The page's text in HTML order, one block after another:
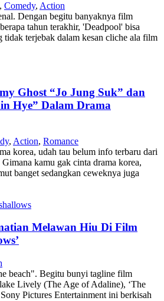
, Comedy, Action
Dengan begitu banyaknya film
tahun terakhir, 'Deadpool' bisa
tidak terjebak dalam kesan cliche ala film
Ghost “Jo Jung Suk” dan
Hye” Dalam Drama
, Action, Romance
korea, udah tau belum info terbaru dari
kamu gak cinta drama korea,
banget sedangkan ceweknya juga
Melawan Hiu Di Film
beach". Begitu bunyi tagline film
Lively (The Age of Adaline), ‘The
Pictures Entertainment ini berkisah